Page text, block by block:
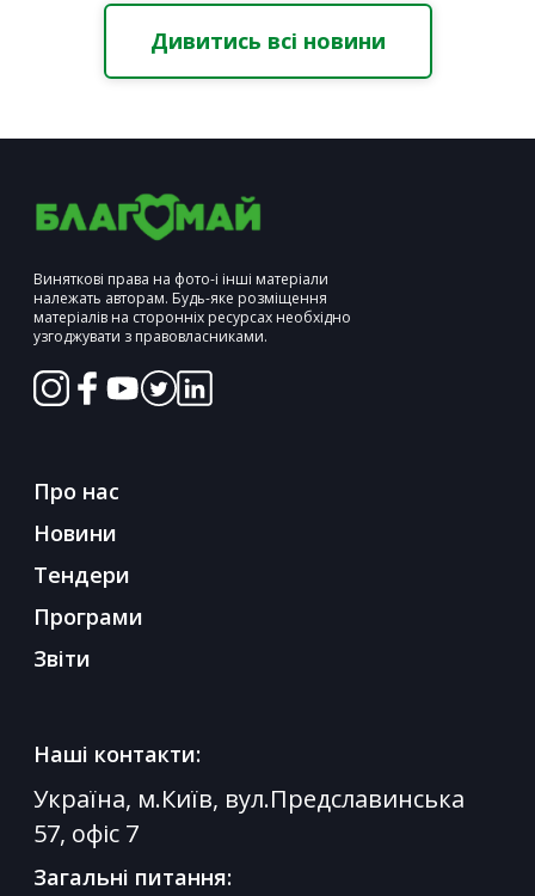
Дивитись всі новини
Виняткові права на фото-і інші матеріали
належать авторам. Будь-яке розміщення
матеріалів на сторонніх ресурсах необхідно
узгоджувати з правовласниками.
Про нас
Новини
Тендери
Програми
Звіти
Наші контакти:
Україна, м.Київ, вул.Предславинська
57, офіс 7
Загальні питання: